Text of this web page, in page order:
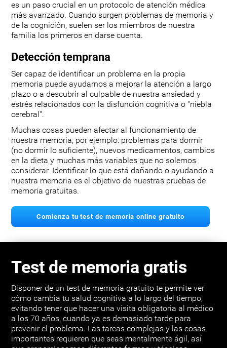
es un paso crucial en un protocolo de atención médica
más avanzado. Cuando surgen problemas de memoria y
de la cognición, suelen ser los miembros de nuestra
familia los primeros en darse cuenta.
Detección temprana
Ser capaz de identificar un problema en la propia
memoria puede ayudarnos a mejorar la atención a largo
plazo o a descubrir al culpable de nuestra ansiedad y
estrés relacionados con la disfunción cognitiva o "niebla
cerebral".
Muchas cosas pueden afectar al funcionamiento de
nuestra memoria, por ejemplo: problemas para dormir
(no dormir lo suficiente), nuevos medicamentos, cambios
en la dieta y muchas más variables que no solemos
considerar. Identificar lo que está dañando o ayudando a
nuestra memoria es el objetivo de nuestras pruebas de
memoria gratuitas.
Comienza tu test de memoria online gratuito
Test de memoria gratis
Disponer de un test de memoria gratuito te permite ver
cómo cambia tu salud cognitiva a lo largo del tiempo,
evitando tener que hacer una visita obligatoria al médico
a los 70 años, cuando ya es demasiado tarde para
prevenir el problema. Las tareas complejas y las cosas
importantes requieren que seas mentalmente ágil, así